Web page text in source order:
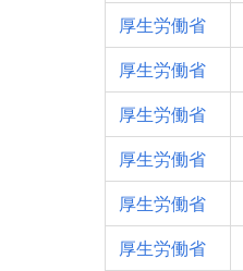
厚生労働省
厚生労働省
厚生労働省
厚生労働省
厚生労働省
厚生労働省